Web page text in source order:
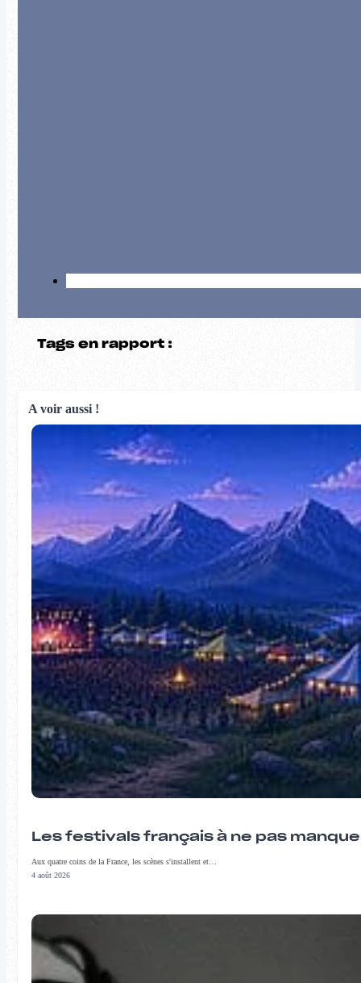
Tags en rapport :
A voir aussi !
Les festivals français à ne pas
Aux quatre coins de la France, les scènes s'installent et…
4 août 2026